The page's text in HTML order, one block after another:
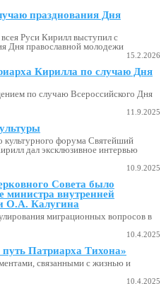
празднования Дня
Руси Кирилл выступил с
Дня православной молодежи
15.2.2026
Кирилла по случаю Дня
по случаю Всероссийского Дня
11.9.2025
культурного форума Святейший
дал эксклюзивное интервью
10.9.2025
Совета было
министра внутренней
О.А. Калугина
миграционных вопросов в
10.4.2025
Патриарха Тихона»
связанными с жизнью и
10.4.2025